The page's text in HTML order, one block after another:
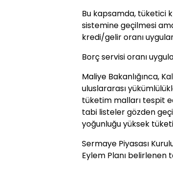
Bu kapsamda, tüketici
sistemine geçilmesi
kredi/gelir oranı
Borç servisi oranı
Maliye Bakanlığınca,
uluslararası
tüketim malları tespit
tabi listeler gözden
yoğunluğu yüksek
Sermaye Piyasası
Eylem Planı belirlenen